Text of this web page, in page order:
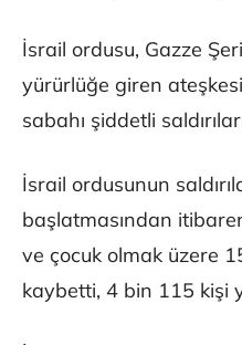
İsrail ordusu, Gazze
yürürlüğe giren
sabahı şiddetli
İsrail ordusunun
başlatmasından
ve çocuk olmak üzere
kaybetti, 4 bin 115 kişi